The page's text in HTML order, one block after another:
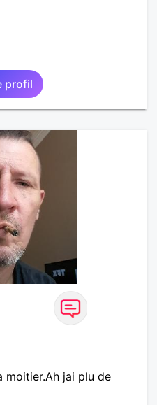
profil
moitier.Ah jai plu de